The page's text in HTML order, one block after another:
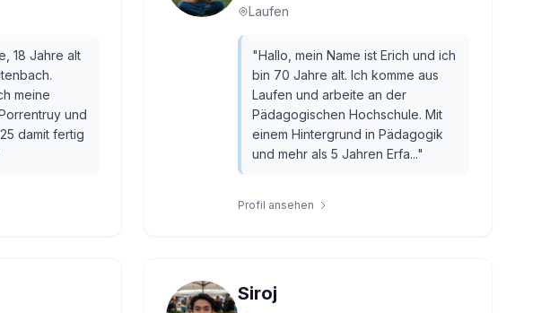
18 Jahre alt
meine
und
damit fertig
Laufen
"Hallo, mein Name ist Erich und ich
bin 70 Jahre alt. Ich komme aus
Laufen und arbeite an der
Pädagogischen Hochschule. Mit
einem Hintergrund in Pädagogik
und mehr als 5 Jahren Erfa..."
Profil ansehen
Siroj